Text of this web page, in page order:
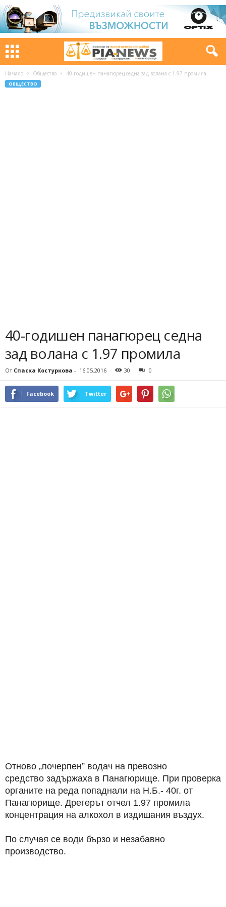
Начало Общество 40-годишен панагюрец седна зад волана с 1.97 промила
ОБЩЕСТВО
40-годишен панагюрец седна
зад волана с 1.97 промила
От Спаска Костуркова - 16.05.2016 30 0
Facebook Twitter
Отново „почерпен” водач на превозно
средство задържаха в Панагюрище. При проверка
органите на реда попаднали на Н.Б.- 40г. от
Панагюрище. Дрегерът отчел 1.97 промила
концентрация на алкохол в издишания въздух.
По случая се води бързо и незабавно
производство.